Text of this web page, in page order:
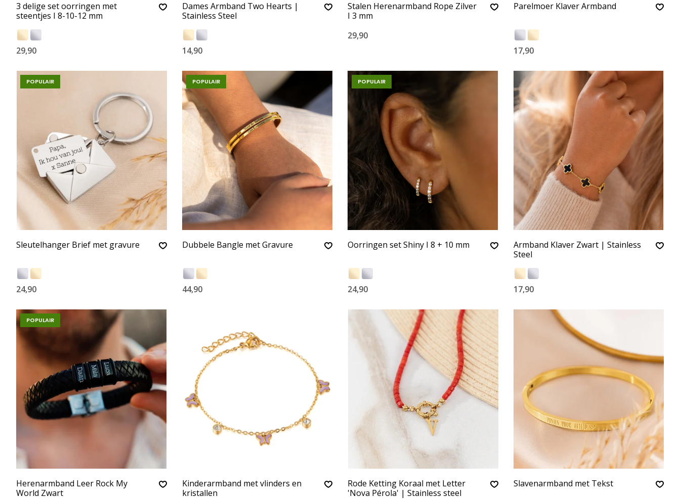
3 delige set oorringen met
steentjes I 8-10-12 mm
29,90
Dames Armband Two Hearts |
Stainless Steel
14,90
Stalen Herenarmband Rope Zilver
I 3 mm
29,90
Parelmoer Klaver Armband
17,90
POPULAIR
Sleutelhanger Brief met gravure
24,90
POPULAIR
Dubbele Bangle met Gravure
44,90
POPULAIR
Oorringen set Shiny I 8 + 10 mm
24,90
Armband Klaver Zwart | Stainless
Steel
17,90
POPULAIR
Herenarmband Leer Rock My
World Zwart
Kinderarmband met vlinders en
kristallen
Rode Ketting Koraal met Letter
'Nova Pérola' | Stainless steel
Slavenarmband met Tekst